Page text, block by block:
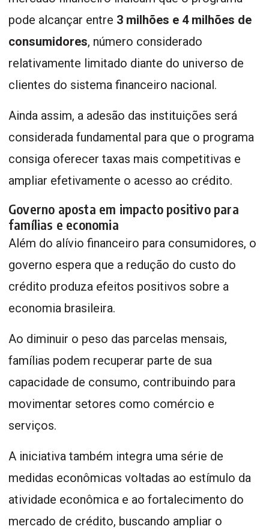
pode alcançar entre 3 milhões e 4 milhões de
consumidores, número considerado
relativamente limitado diante do universo de
clientes do sistema financeiro nacional.
Ainda assim, a adesão das instituições será
considerada fundamental para que o programa
consiga oferecer taxas mais competitivas e
ampliar efetivamente o acesso ao crédito.
Governo aposta em impacto positivo para
famílias e economia
Além do alívio financeiro para consumidores, o
governo espera que a redução do custo do
crédito produza efeitos positivos sobre a
economia brasileira.
Ao diminuir o peso das parcelas mensais,
famílias podem recuperar parte de sua
capacidade de consumo, contribuindo para
movimentar setores como comércio e
serviços.
A iniciativa também integra uma série de
medidas econômicas voltadas ao estímulo da
atividade econômica e ao fortalecimento do
mercado de crédito, buscando ampliar o